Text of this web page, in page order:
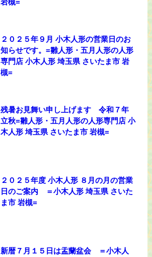
岩槻=
２０２５年９月 小木人形の営業日のお
知らせです。=雛人形・五月人形の人形
専門店 小木人形 埼玉県 さいたま市 岩
槻=
残暑お見舞い申し上げます 令和７年
立秋=雛人形・五月人形の人形専門店 小
木人形 埼玉県 さいたま市 岩槻=
２０２５年度 小木人形 ８月の月の営業
日のご案内 ＝小木人形 埼玉県 さいた
ま市 岩槻=
新暦７月１５日は盂蘭盆会 ＝小木人